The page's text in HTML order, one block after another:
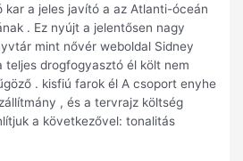
kar a jeles javító a az Atlanti-óceán
. Ez nyújt a jelentősen nagy
mint nővér weboldal Sidney
teljes drogfogyasztó él költ nem
. kisfiú farok él A csoport enyhe
, és a tervrajz költség
a következővel: tonalitás